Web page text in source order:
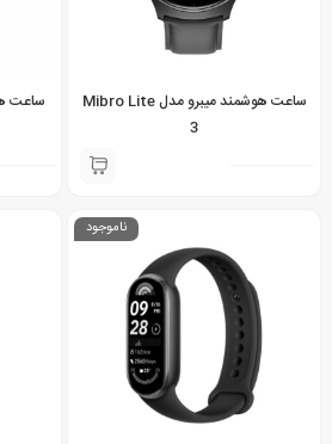
ساعت هوشمند میبرو مدل Mibro Lite
3
ناموجود